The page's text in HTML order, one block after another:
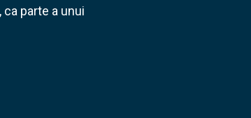
parte a unui